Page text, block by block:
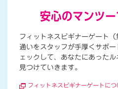
安心のマンツ
フィットネスビギナーゲート
通いをスタッフが手厚くサポ
ェックして、あなたにあった
見つけていきます。
フィットネスビギナーゲートにつ